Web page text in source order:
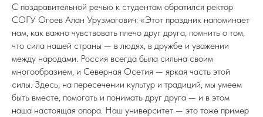
С поздравительной речью к студентам обратился ректор
СОГУ Огоев Алан Урузмагович: «Этот праздник напоминает
нам, как важно чувствовать плечо друг друга, помнить о том,
что сила нашей страны — в людях, в дружбе и уважении
между народами. Россия всегда была сильна своим
многообразием, и Северная Осетия — яркая часть этой
силы. Здесь, на пересечении культур и традиций, мы умеем
быть вместе, помогать и понимать друг друга — и в этом
наша настоящая опора. Наш университет — это тоже пример